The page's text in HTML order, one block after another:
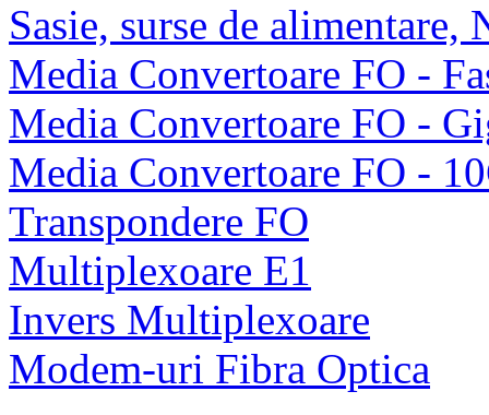
Sasie, surse de alimentare,
Media Convertoare FO -
Media Convertoare FO -
Media Convertoare FO -
Transpondere FO
Multiplexoare E1
Invers Multiplexoare
Modem-uri Fibra Optica